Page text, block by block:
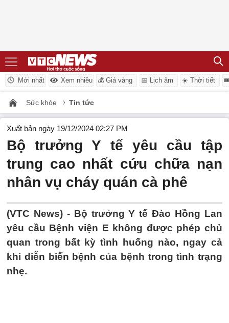
Mới nhất Xem nhiều 💰 Giá vàng 📅 Lịch âm ☀️ Thời tiết
Sức khỏe Tin tức
Xuất bản ngày 19/12/2024 02:27 PM
Bộ trưởng Y tế yêu cầu tập
trung cao nhất cứu chữa nạn
nhân vụ cháy quán cà phê
(VTC News) - Bộ trưởng Y tế Đào Hồng Lan
yêu cầu Bệnh viện E không được phép chủ
quan trong bất kỳ tình huống nào, ngay cả
khi diễn biến bệnh của bệnh trong tình trạng
nhẹ.